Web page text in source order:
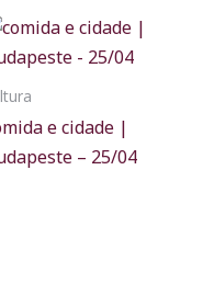
e cidade |
– 25/04